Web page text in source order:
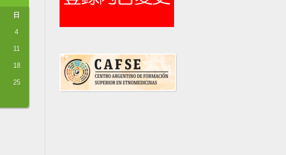
日
4
11
18
25